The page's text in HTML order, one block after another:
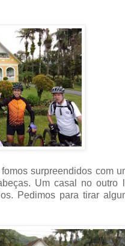
surpreendidos com
Um casal no outro
Pedimos para tirar